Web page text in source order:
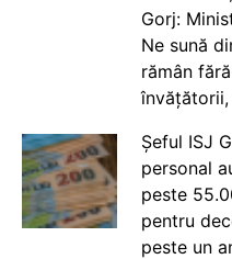
Gorj:
Ne sună
rămân
Șeful ISJ
personal
peste
pentru
peste un